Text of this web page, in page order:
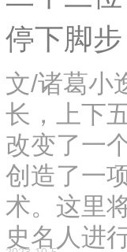
停下脚
文/诸葛小
长，上下
改变了一
创造了一
术。这里
史名人进